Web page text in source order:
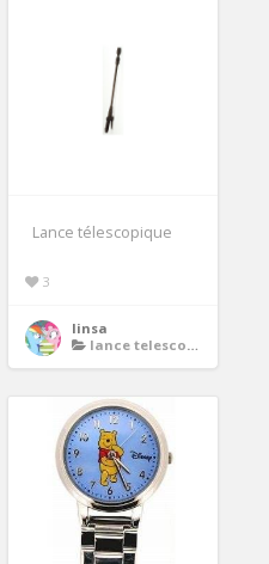
Lance télescopique
3
linsa
lance telescopique